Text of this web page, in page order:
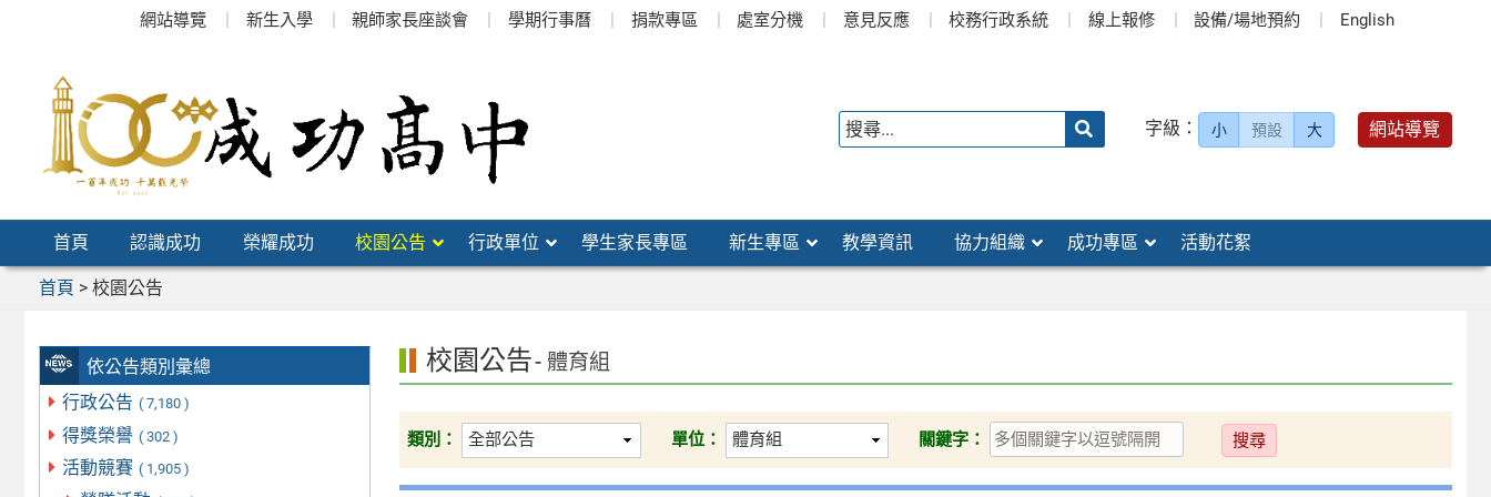
網站導覽 新生入學 親師家長座談會 學期行事曆 捐款專區 處室分機 意見反應 校務行政系統 線上報修 設備/場地預約 English
字級： 小 預設 大 網站導覽
首頁 認識成功 榮耀成功 校園公告 行政單位 學生家長專區 新生專區 教學資訊 協力組織 成功專區 活動花絮
首頁 > 校園公告
依公告類別彙總
行政公告 ( 7,180 )
得獎榮譽 ( 302 )
活動競賽 ( 1,905 )
校園公告- 體育組
類別： 單位： 關鍵字：
送
出